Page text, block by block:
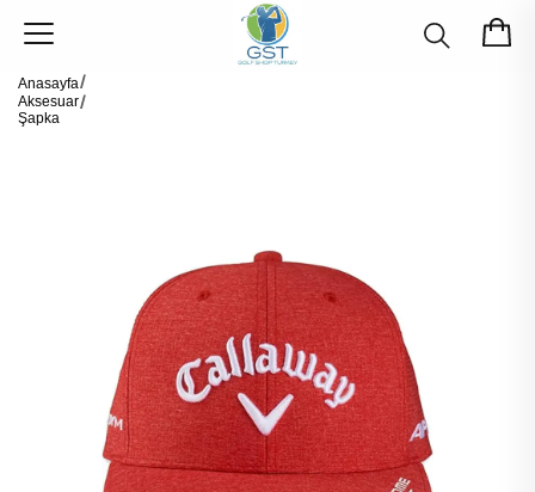
Anasayfa
Aksesuar
Şapka